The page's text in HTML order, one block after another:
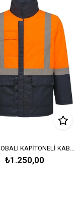
BONDİT ROBALI KAPİTONELİ KABAN - Turuncu Lacivert
₺1.250,00